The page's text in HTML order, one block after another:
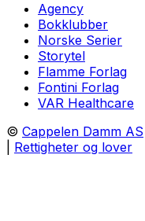
Agency
Bokklubber
Norske Serier
Storytel
Flamme Forlag
Fontini Forlag
VAR Healthcare
© Cappelen Damm AS
Rettigheter og lover